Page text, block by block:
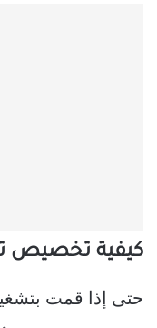
كيفية تخصيص
حتى إذا قمت